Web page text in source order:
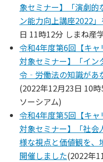
象セミナー】「演劇的
ン能力向上講座2022
日 11時12分 しまね産
令和4年度第6回【キ
対象セミナー】「イン
令‐労働法の知識があ
(2022年12月23日 10
ソーシアム)
令和4年度第5回【キ
対象セミナー】「社会
様な視点と価値観を、
開催しました(2022年